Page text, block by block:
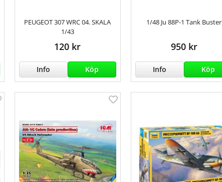
PEUGEOT 307 WRC 04. SKALA
1/43
120 kr
Info Köp
1/48 Ju 88P-1 Tank Buster
950 kr
Info Köp